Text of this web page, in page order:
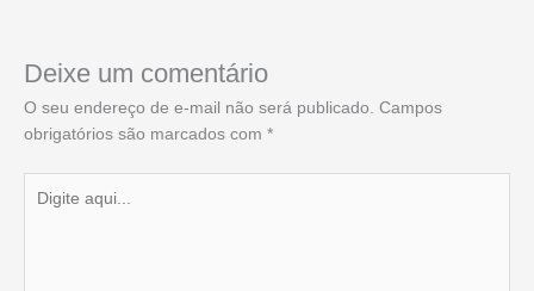
Deixe um comentário
O seu endereço de e-mail não será publicado. Campos
obrigatórios são marcados com *
aqui...